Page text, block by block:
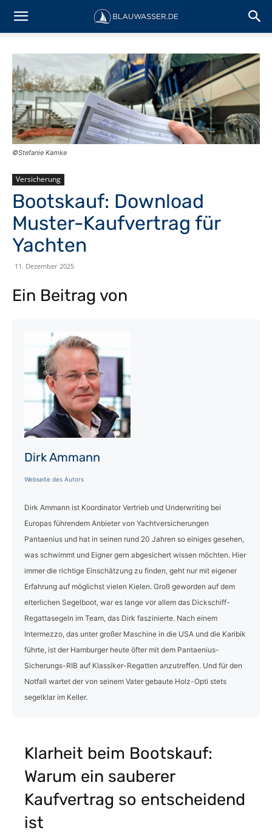
©Stefanie Kamke
Versicherung
Bootskauf: Download
Muster-Kaufvertrag für
Yachten
11. Dezember 2025
Ein Beitrag von
Dirk Ammann
Webseite des Autors
Dirk Ammann ist Koordinator Vertrieb und Underwriting bei
Europas führendem Anbieter von Yachtversicherungen
Pantaenius und hat in seinen rund 20 Jahren so einiges gesehen,
was schwimmt und Eigner gern abgesichert wissen möchten. Hier
immer die richtige Einschätzung zu finden, geht nur mit eigener
Erfahrung auf möglichst vielen Kielen. Groß geworden auf dem
elterlichen Segelboot, war es lange vor allem das Dickschiff-
Regattasegeln im Team, das Dirk faszinierte. Nach einem
Intermezzo, das unter großer Maschine in die USA und die Karibik
führte, ist der Hamburger heute öfter mit dem Pantaenius-
Sicherungs-RIB auf Klassiker-Regatten anzutreffen. Und für den
Notfall wartet der von seinem Vater gebaute Holz-Opti stets
segelklar im Keller.
Klarheit beim Bootskauf:
Warum ein sauberer
Kaufvertrag so entscheidend
ist